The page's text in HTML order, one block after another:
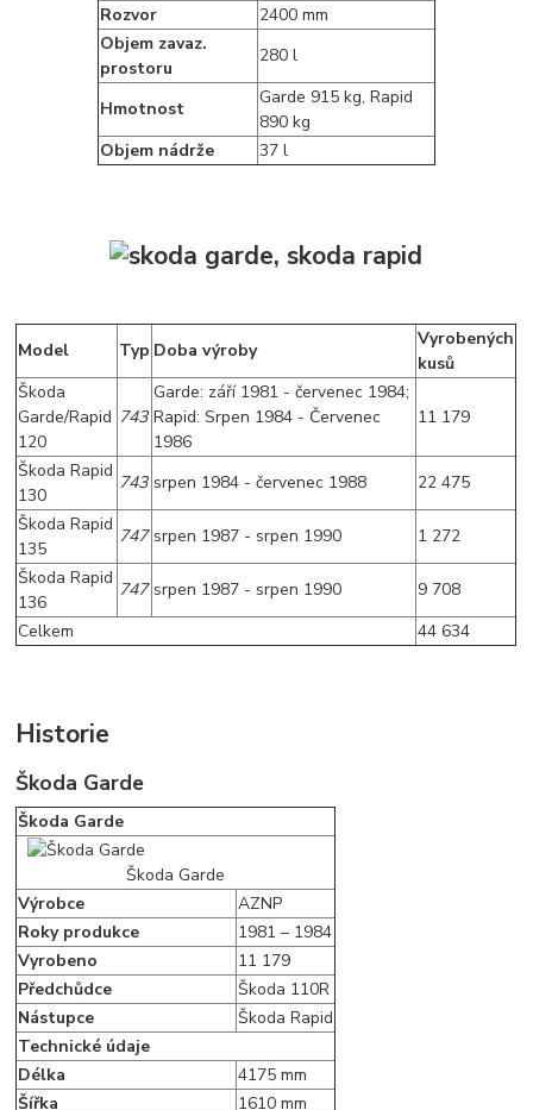
Rozvor
2400 mm
Objem zavaz.
prostoru
280 l
Hmotnost
Garde 915 kg, Rapid
890 kg
Objem nádrže
37 l
Model Typ Doba výroby
Vyrobených
kusů
Škoda
Garde/Rapid
120
743
Garde: září 1981 - červenec 1984;
Rapid: Srpen 1984 - Červenec
1986
11 179
Škoda Rapid
130
743 srpen 1984 - červenec 1988
22 475
Škoda Rapid
135
747 srpen 1987 - srpen 1990
1 272
Škoda Rapid
136
747 srpen 1987 - srpen 1990
9 708
Celkem
44 634
Historie
Škoda Garde
Škoda Garde
Škoda Garde
Výrobce
AZNP
Roky produkce
1981 – 1984
Vyrobeno
11 179
Předchůdce
Škoda 110R
Nástupce
Škoda Rapid
Technické údaje
Délka
4175 mm
Šířka
1610 mm